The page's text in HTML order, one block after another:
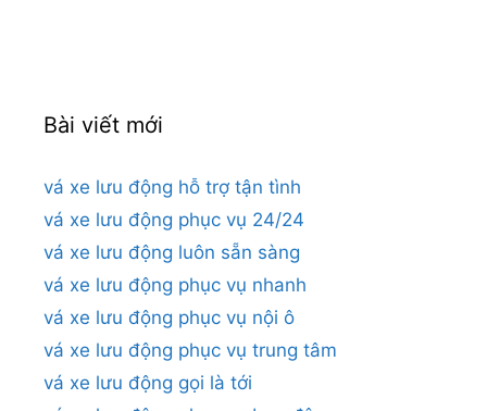
Bài viết mới
vá xe lưu động hỗ trợ tận tình
vá xe lưu động phục vụ 24/24
vá xe lưu động luôn sẵn sàng
vá xe lưu động phục vụ nhanh
vá xe lưu động phục vụ nội ô
vá xe lưu động phục vụ trung tâm
vá xe lưu động gọi là tới